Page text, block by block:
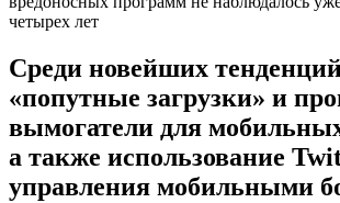
Среди новейших
«попутные загрузки» и
вымогатели для
а также использование
управления мобильными